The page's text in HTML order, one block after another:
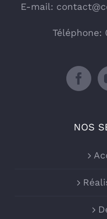
E-mail:
Téléphone:
NOS